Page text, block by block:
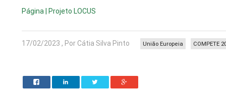
Página | Projeto LOCUS
17/02/2023 , Por Cátia Silva Pinto COMPETE
União Europeia